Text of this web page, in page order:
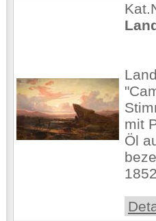
mit
Öl